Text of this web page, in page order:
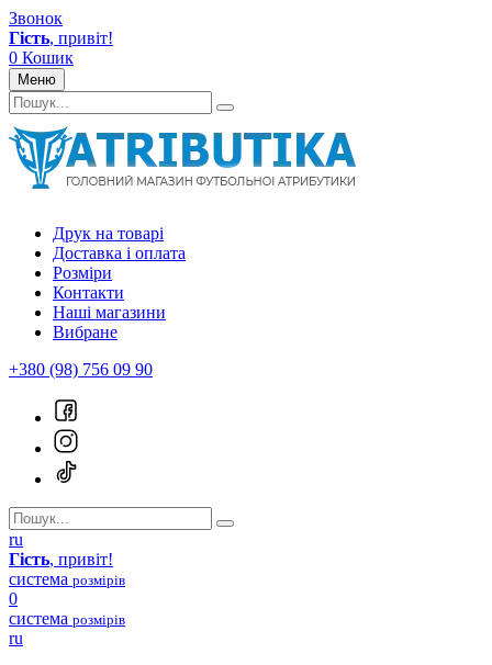
Звонок
Гість, привіт!
0 Кошик
Меню
Друк на товарі
Доставка і оплата
Розміри
Контакти
Наші магазини
Вибране
+380 (98) 756 09 90
ru
Гість, привіт!
система розмірів
0
система розмірів
ru